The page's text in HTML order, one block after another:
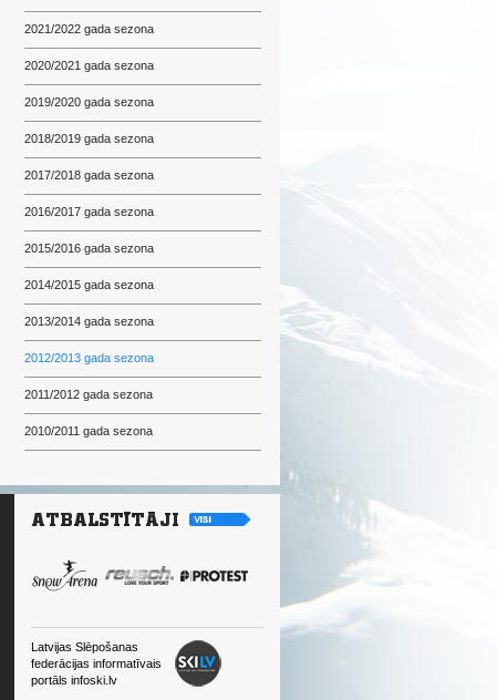
2021/2022 gada sezona
2020/2021 gada sezona
2019/2020 gada sezona
2018/2019 gada sezona
2017/2018 gada sezona
2016/2017 gada sezona
2015/2016 gada sezona
2014/2015 gada sezona
2013/2014 gada sezona
2012/2013 gada sezona
2011/2012 gada sezona
2010/2011 gada sezona
Latvijas Slēpošanas
federācijas informatīvais
portāls infoski.lv